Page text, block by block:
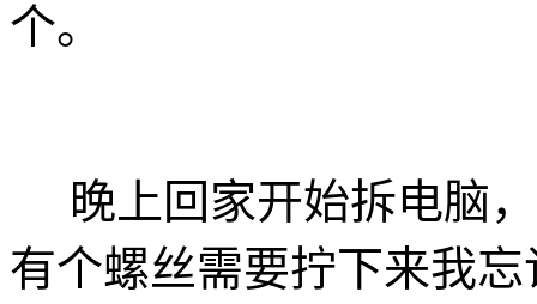
个。
晚上回家开始拆电脑，
有个螺丝需要拧下来我